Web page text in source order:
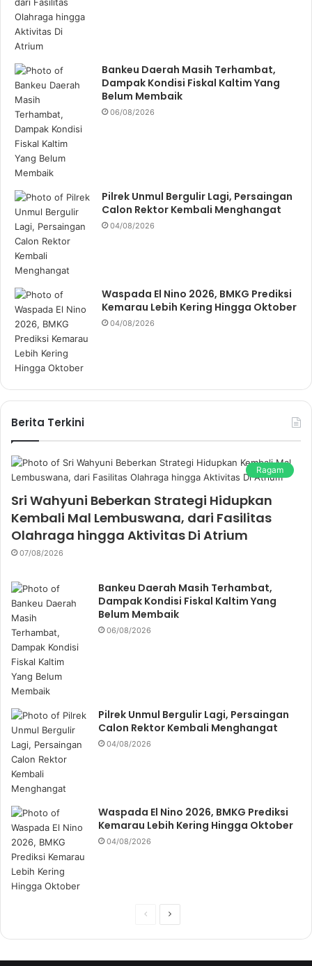
Bankeu Daerah Masih Terhambat,
Dampak Kondisi Fiskal Kaltim Yang
Belum Membaik
06/08/2026
Pilrek Unmul Bergulir Lagi, Persaingan
Calon Rektor Kembali Menghangat
04/08/2026
Waspada El Nino 2026, BMKG Prediksi
Kemarau Lebih Kering Hingga Oktober
04/08/2026
Berita Terkini
Ragam
Sri Wahyuni Beberkan Strategi Hidupkan
Kembali Mal Lembuswana, dari Fasilitas
Olahraga hingga Aktivitas Di Atrium
07/08/2026
Bankeu Daerah Masih Terhambat,
Dampak Kondisi Fiskal Kaltim Yang
Belum Membaik
06/08/2026
Pilrek Unmul Bergulir Lagi, Persaingan
Calon Rektor Kembali Menghangat
04/08/2026
Waspada El Nino 2026, BMKG Prediksi
Kemarau Lebih Kering Hingga Oktober
04/08/2026